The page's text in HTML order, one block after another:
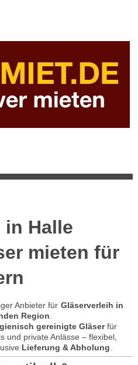
in Halle
mieten für
Anbieter für Gläserverleih in
Region
gereinigte Gläserfür
und private Anlässe – flexibel,
Lieferung & Abholung